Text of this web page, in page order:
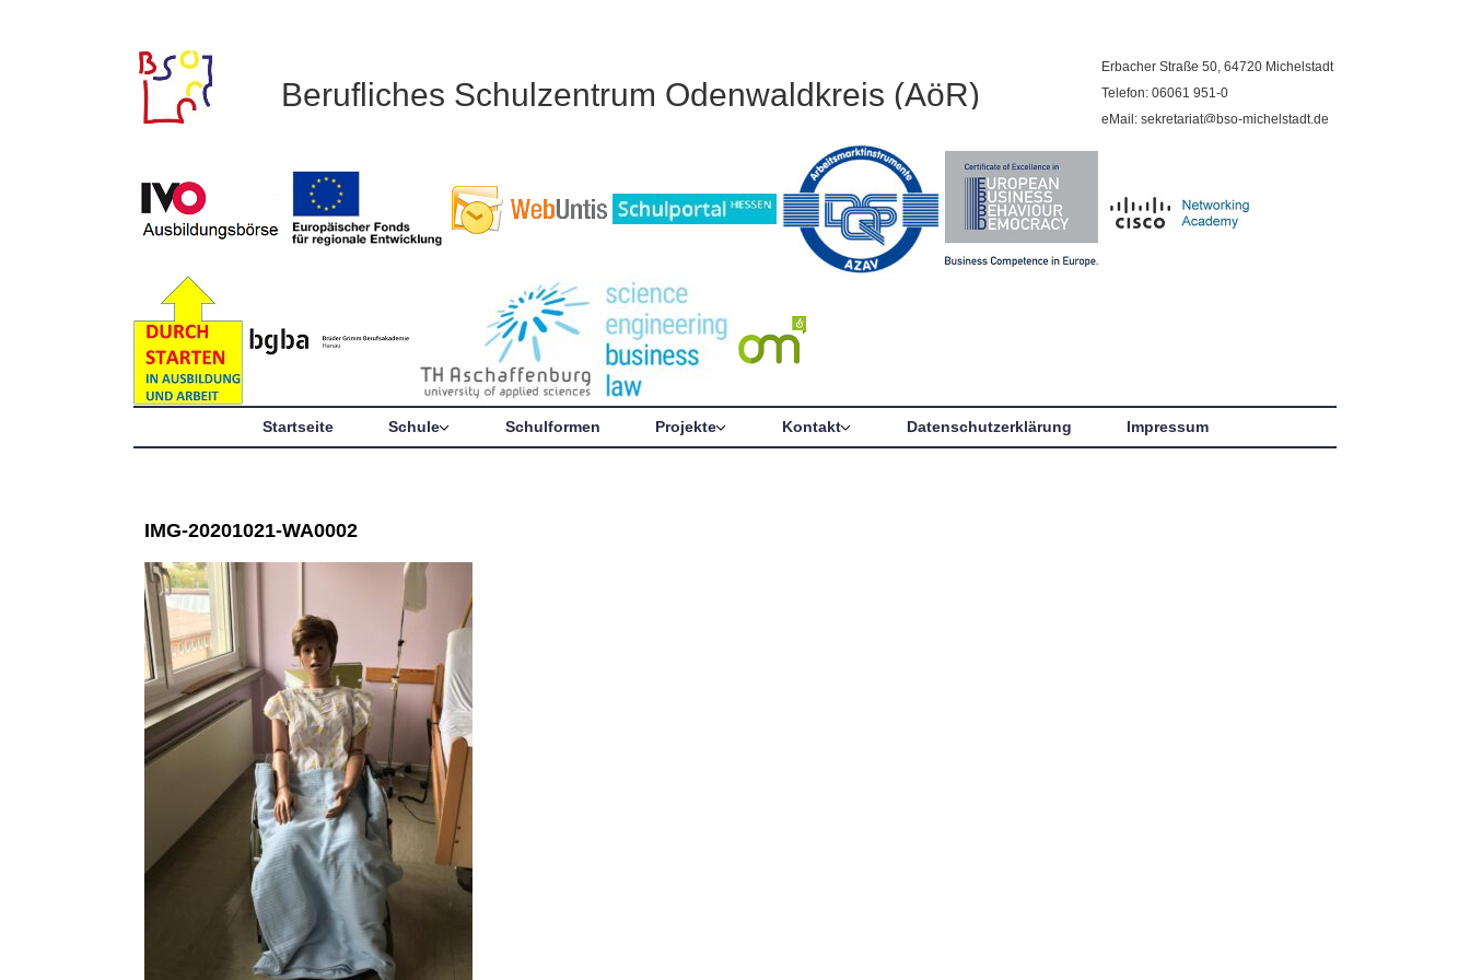
Berufliches Schulzentrum Odenwaldkreis (AöR)
Erbacher Straße 50, 64720 Michelstadt
Telefon: 06061 951-0
eMail: sekretariat@bso-michelstadt.de
Startseite Schule Schulformen Projekte Kontakt Datenschutzerklärung Impressum
IMG-20201021-WA0002